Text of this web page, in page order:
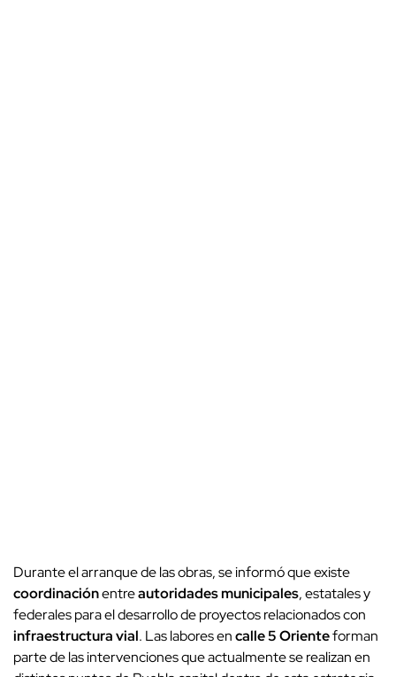
Durante el arranque de las obras, se informó que existe
coordinaciónentreautoridades municipales, estatales y
federales para el desarrollo de proyectos relacionados con
infraestructura vial. Las labores encalle 5 Orienteforman
parte de las intervenciones que actualmente se realizan en